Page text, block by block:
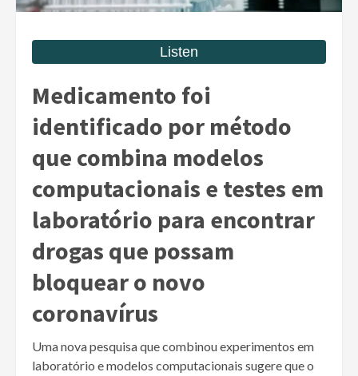
Medicamento foi
identificado por método
que combina modelos
computacionais e testes em
laboratório para encontrar
drogas que possam
bloquear o novo
coronavírus
Uma nova pesquisa que combinou experimentos em
laboratório e modelos computacionais sugere que o